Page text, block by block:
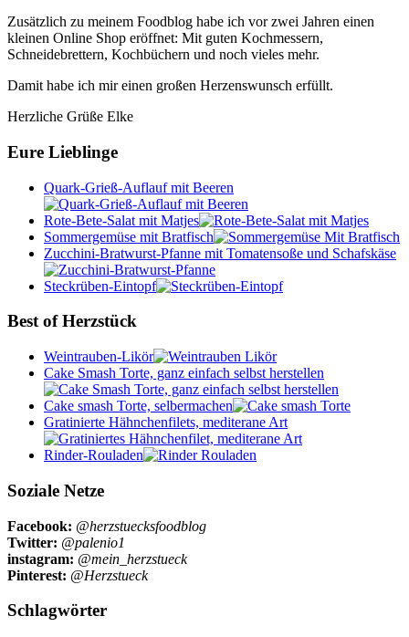
Zusätzlich zu meinem Foodblog habe ich vor zwei Jahren einen
kleinen Online Shop eröffnet: Mit guten Kochmessern,
Schneidebrettern, Kochbüchern und noch vieles mehr.
Damit habe ich mir einen großen Herzenswunsch erfüllt.
Herzliche Grüße Elke
Eure Lieblinge
Quark-Grieß-Auflauf mit Beeren
Rote-Bete-Salat mit Matjes
Sommergemüse mit Bratfisch
Zucchini-Bratwurst-Pfanne mit Tomatensoße und Schafskäse
Steckrüben-Eintopf
Best of Herzstück
Weintrauben-Likör
Cake Smash Torte, ganz einfach selbst herstellen
Cake smash Torte, selbermachen
Gratinierte Hähnchenfilets, mediterane Art
Rinder-Rouladen
Soziale Netze
Facebook: @herzstuecksfoodblog
Twitter: @palenio1
instagram: @mein_herzstueck
Pinterest: @Herzstueck
Schlagwörter